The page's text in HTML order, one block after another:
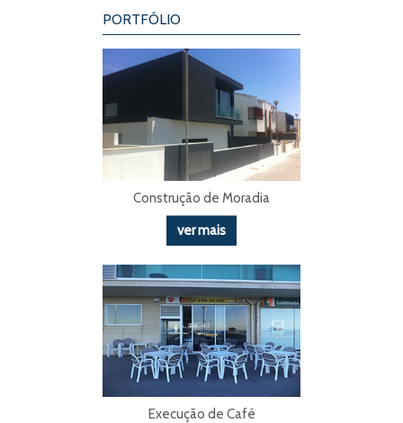
PORTFÓLIO
Construção de Moradia
ver mais
Execução de Café